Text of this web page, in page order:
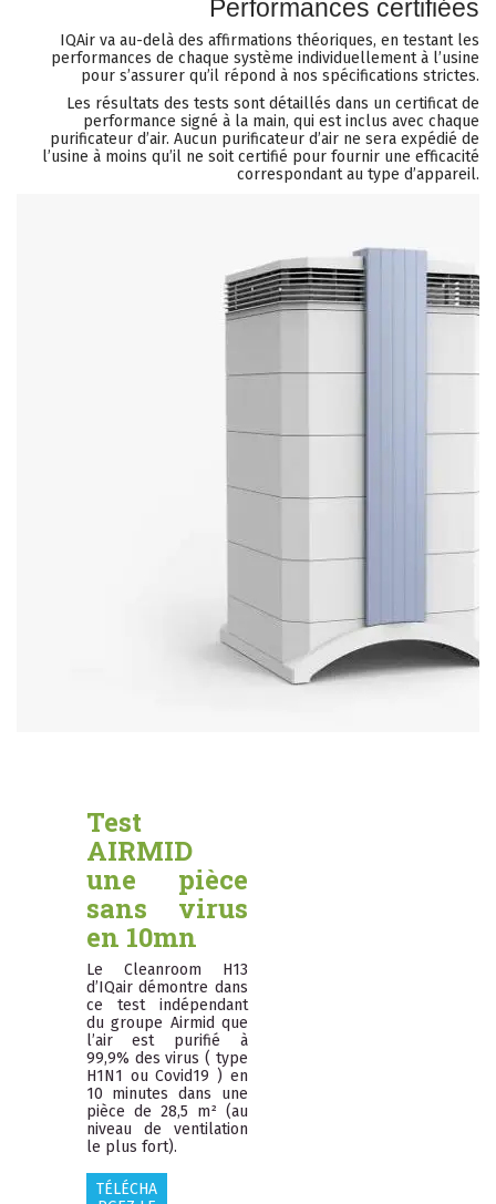
Performances certifiées
IQAir va au-delà des affirmations théoriques, en testant les
performances de chaque système individuellement à l’usine
pour s’assurer qu’il répond à nos spécifications strictes.
Les résultats des tests sont détaillés dans un certificat de
performance signé à la main, qui est inclus avec chaque
purificateur d’air. Aucun purificateur d’air ne sera expédié de
l’usine à moins qu’il ne soit certifié pour fournir une efficacité
correspondant au type d’appareil.
Test
AIRMID
une pièce
sans virus
en 10mn
Le Cleanroom H13
d’IQair démontre dans
ce test indépendant
du groupe Airmid que
l’air est purifié à
99,9% des virus ( type
H1N1 ou Covid19 ) en
10 minutes dans une
pièce de 28,5 m² (au
niveau de ventilation
le plus fort).
TÉLÉCHA